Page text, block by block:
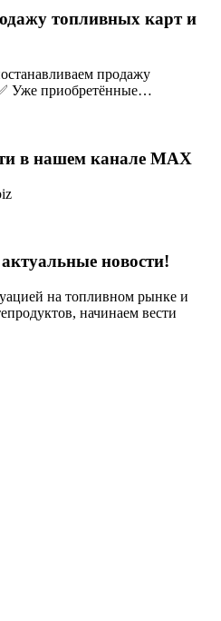
топливных карт и
продажу
Уже приобретённые…
в нашем канале MAX
новости!
на топливном рынке и
начинаем вести